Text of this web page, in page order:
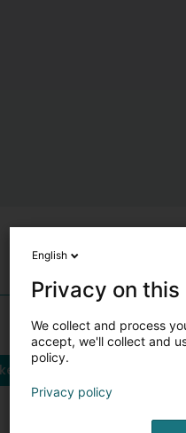
English
Privacy on this
We collect and process
accept, we'll collect and
policy.
Privacy policy